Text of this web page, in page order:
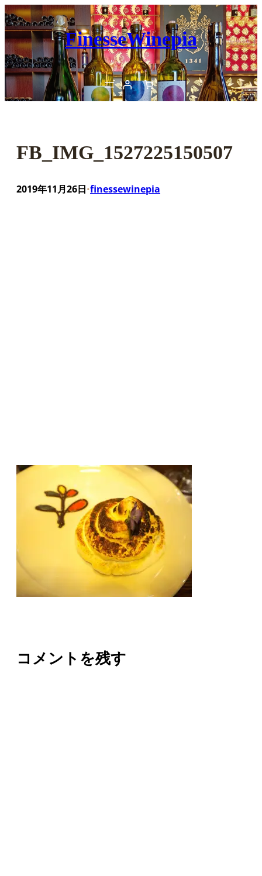
内
容
を
ス
キ
ッ
プ
FinesseWinepia
FB_IMG_1527225150507
2019年11月26日•finessewinepia
コメントを残す